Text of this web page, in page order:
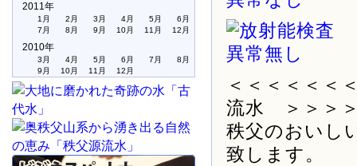
2011年
1月 2月 3月 4月 5月
6月
7月
8月 9月 10月 11月 12月
2010年
3月 4月 5月 6月 7月
8月
9月
10月 11月 12月
＜＜＜＜＜
流水 ＞＞＞
秩父のおいし
致します。